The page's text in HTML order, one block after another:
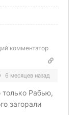
комментатор
6 месяцев назад
Рабью,
загорали